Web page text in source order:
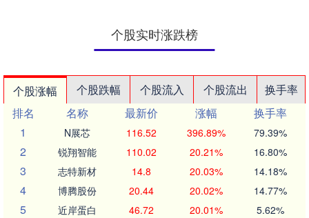
个股实时涨跌榜
个股涨幅 个股跌幅 个股流入 个股流出
换手率
排名
名称 最新价 涨幅
换手率
1
N展芯 116.52 396.89% 79.39%
2 锐翔智能 110.02 20.21% 16.80%
3 志特新材 14.8 20.03% 14.18%
4 博腾股份 20.44 20.02% 14.77%
5 近岸蛋白 46.72 20.01% 5.62%